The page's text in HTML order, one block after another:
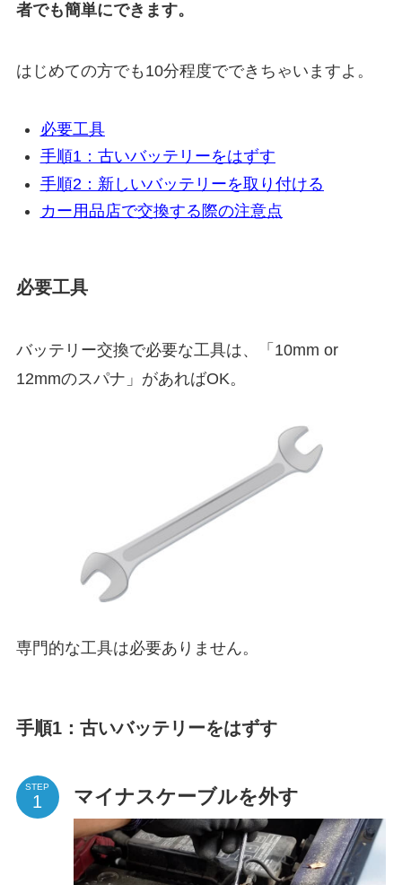
者でも簡単にできます。
はじめての方でも10分程度でできちゃいますよ。
必要工具
手順1：古いバッテリーをはずす
手順2：新しいバッテリーを取り付ける
カー用品店で交換する際の注意点
必要工具
バッテリー交換で必要な工具は、「10mm or
12mmのスパナ」があればOK。
専門的な工具は必要ありません。
手順1：古いバッテリーをはずす
STEP マイナスケーブルを外す